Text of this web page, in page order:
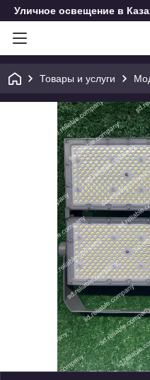
Уличное освещение в
Товары и услуги